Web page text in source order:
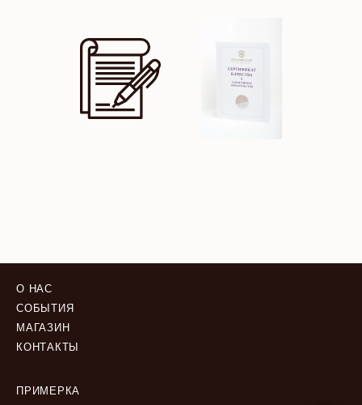
О НАС
СОБЫТИЯ
МАГАЗИН
КОНТАКТЫ
ПРИМЕРКА